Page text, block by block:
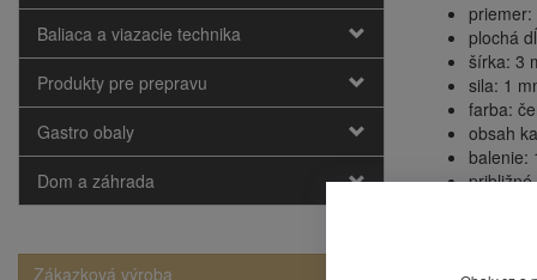
Baliaca a viazacie technika
Produkty pre prepravu
Gastro obaly
Dom a záhrada
Zákazková výroba
priemer:
plochá
šírka: 3
sila: 1
farba:
obsah
balenie: